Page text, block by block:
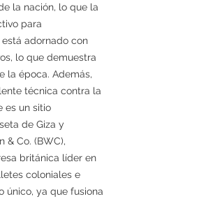
la nación, lo que la
para
adornado con
lo que demuestra
la época. Además,
técnica contra la
es un sitio
de Giza y
& Co. (BWC),
británica líder en
coloniales e
único, ya que fusiona